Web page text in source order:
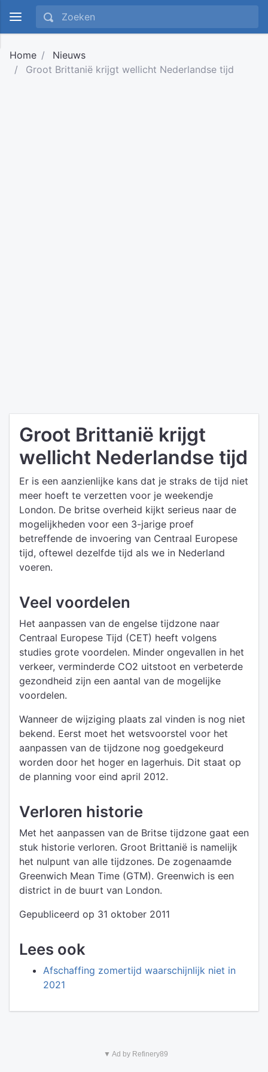
Home
Nieuws
Groot Brittanië krijgt wellicht Nederlandse tijd
Groot Brittanië krijgt
wellicht Nederlandse tijd
Er is een aanzienlijke kans dat je straks de tijd niet
meer hoeft te verzetten voor je weekendje
London. De britse overheid kijkt serieus naar de
mogelijkheden voor een 3-jarige proef
betreffende de invoering van Centraal Europese
tijd, oftewel dezelfde tijd als we in Nederland
voeren.
Veel voordelen
Het aanpassen van de engelse tijdzone naar
Centraal Europese Tijd (CET) heeft volgens
studies grote voordelen. Minder ongevallen in het
verkeer, verminderde CO2 uitstoot en verbeterde
gezondheid zijn een aantal van de mogelijke
voordelen.
Wanneer de wijziging plaats zal vinden is nog niet
bekend. Eerst moet het wetsvoorstel voor het
aanpassen van de tijdzone nog goedgekeurd
worden door het hoger en lagerhuis. Dit staat op
de planning voor eind april 2012.
Verloren historie
Met het aanpassen van de Britse tijdzone gaat een
stuk historie verloren. Groot Brittanië is namelijk
het nulpunt van alle tijdzones. De zogenaamde
Greenwich Mean Time (GTM). Greenwich is een
district in de buurt van London.
Gepubliceerd op 31 oktober 2011
Lees ook
Afschaffing zomertijd waarschijnlijk niet in
2021
▼ Ad by Refinery89